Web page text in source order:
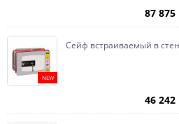
87 875
NEW
Сейф встраиваемый в
46 242